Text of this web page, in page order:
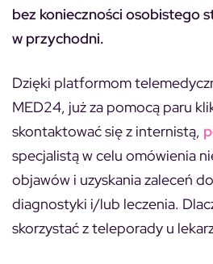
bez konieczności osobistego
w przychodni.
Dzięki platformom
MED24, już za pomocą paru
skontaktować się z internistą,
specjalistą w celu omówienia
objawów i uzyskania zaleceń
diagnostyki i/lub leczenia.
skorzystać z teleporady u